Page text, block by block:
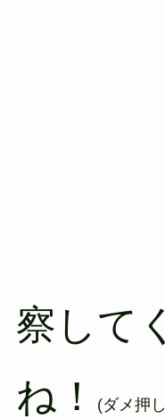
察して
ね！
(ダメ押